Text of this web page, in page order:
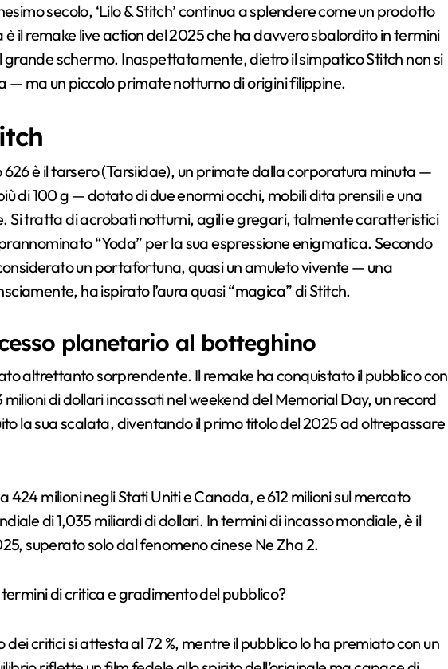
secolo, ‘Lilo & Stitch’ continua a splendere come un prodotto
il remake live action del 2025 che ha davvero sbalordito in termini
grande schermo. Inaspettatamente, dietro il simpatico Stitch non si
— ma un piccolo primate notturno di origini filippine.
626 è il tarsero (Tarsiidae), un primate dalla corporatura minuta —
di 100 g — dotato di due enormi occhi, mobili dita prensili e una
Si tratta di acrobati notturni, agili e gregari, talmente caratteristici
“Yoda” per la sua espressione enigmatica. Secondo
un portafortuna, quasi un amuleto vivente — una
ha ispirato l’aura quasi “magica” di Stitch.
planetario al botteghino
altrettanto sorprendente. Il remake ha conquistato il pubblico con
di dollari incassati nel weekend del Memorial Day, un record
la sua scalata, diventando il primo titolo del 2025 ad oltrepassare
milioni negli Stati Uniti e Canada, e 612 milioni sul mercato
di 1,035 miliardi di dollari. In termini di incasso mondiale, è il
superato solo dal fenomeno cinese Ne Zha 2.
di critica e gradimento del pubblico?
critici si attesta al 72 %, mentre il pubblico lo ha premiato con un